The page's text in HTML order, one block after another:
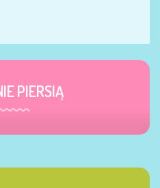
PIERSIĄ